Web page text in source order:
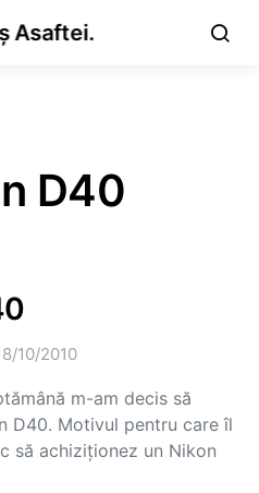
Asaftei.
D40
10/2010
m-am decis să
D40. Motivul pentru care îl
să achiziţionez un Nikon